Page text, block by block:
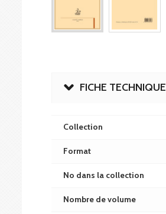
FICHE TECHNIQUE
Collection
Format
No dans la collection
Nombre de volume